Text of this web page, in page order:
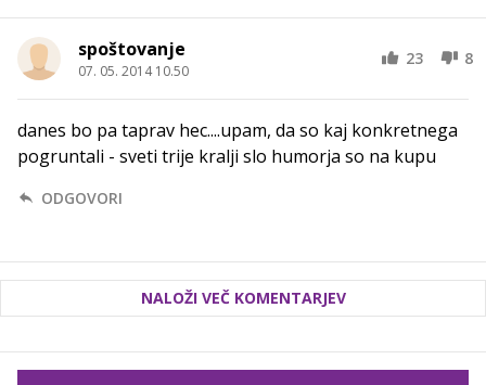
spoštovanje
07. 05. 2014 10.50
23 8
danes bo pa taprav hec....upam, da so kaj konkretnega
pogruntali - sveti trije kralji slo humorja so na kupu
ODGOVORI
NALOŽI VEČ KOMENTARJEV